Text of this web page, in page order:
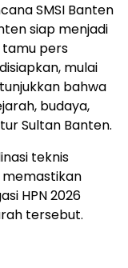
SMSI Banten
siap menjadi
pers
mulai
bahwa
budaya,
Sultan Banten.
teknis
HPN 2026
tersebut.